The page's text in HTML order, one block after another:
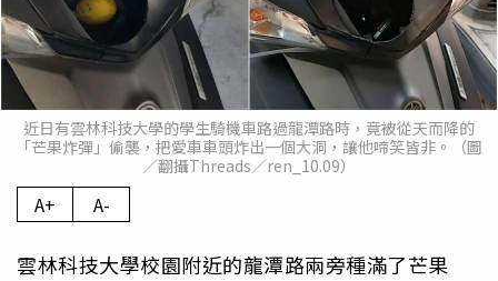
近日有雲林科技大學的學生騎機車路過龍潭路時，竟被從天而降的
「芒果炸彈」偷襲，把愛車車頭炸出一個大洞，讓他啼笑皆非。（圖
／翻攝Threads／ren_10.09）
A+ A-
雲林科技大學校園附近的龍潭路兩旁種滿了芒果